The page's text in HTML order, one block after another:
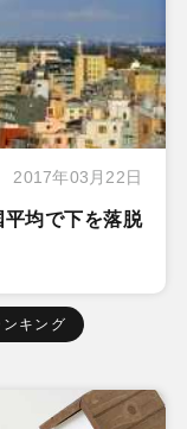
2017年03月22日
均で下を落脱
キング